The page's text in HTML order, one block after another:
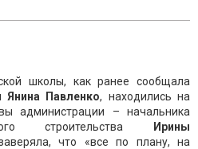
школы, как ранее сообщала
Янина Павленко, находились на
администрации – начальника
строительства
Ирины
что «все по плану, на